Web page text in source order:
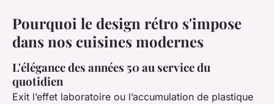
Pourquoi le design rétro s'impose
dans nos cuisines modernes
L'élégance des années 50 au service du
quotidien
Exit l’effet laboratoire ou l’accumulation de plastique